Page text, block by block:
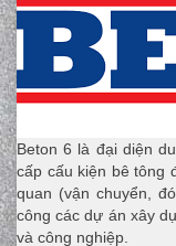
Beton 6 là đại diện
cấp cấu kiện bê tông
quan (vận chuyển,
công các dự án xây
và công nghiệp.